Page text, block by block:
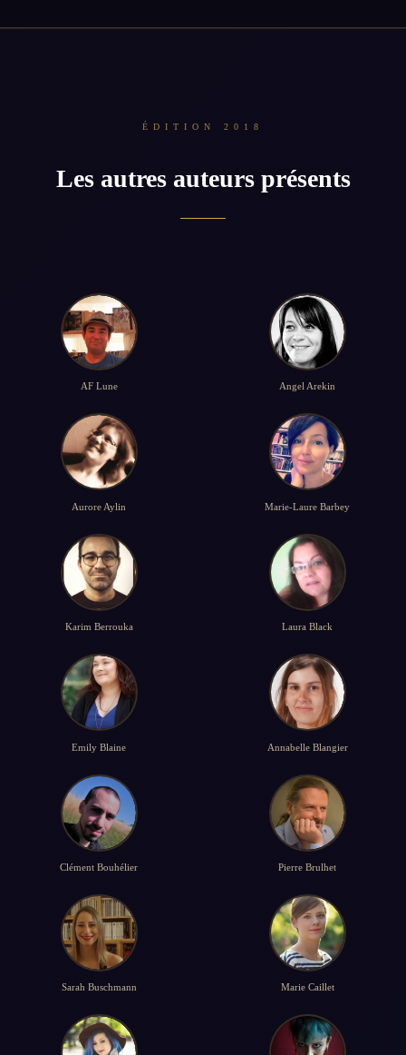
ÉDITION 2018
Les autres auteurs présents
AF Lune Angel Arekin
Aurore Aylin Marie-Laure Barbey
Karim Berrouka Laura Black
Emily Blaine Annabelle Blangier
Clément Bouhélier Pierre Brulhet
Sarah Buschmann Marie Caillet